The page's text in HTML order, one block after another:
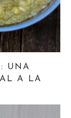
UNA
A LA